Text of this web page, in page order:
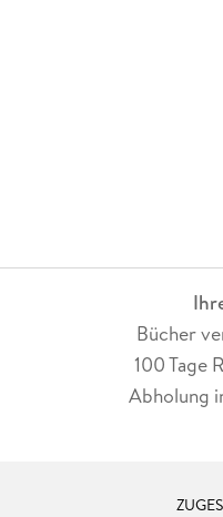
Bücher
100 Tage
Abholung